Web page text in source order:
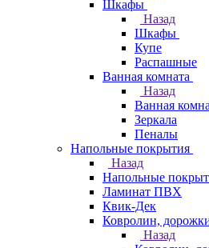
Шкафы
Назад
Шкафы
Купе
Распашные
Ванная комната
Назад
Ванная
Зеркала
Пеналы
Напольные покрытия
Назад
Напольные
Ламинат ПВХ
Квик-Дек
Ковролин,
Назад